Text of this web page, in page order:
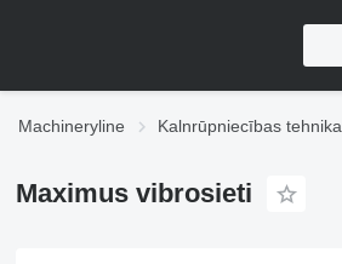
Machineryline Kalnrūpniecības tehnika
Maximus vibrosieti